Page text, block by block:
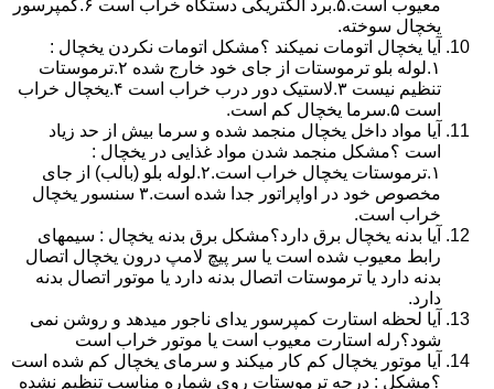
معیوب است.۵.برد الکتریکی دستگاه خراب است ۶.کمپرسور
یخچال سوخته.
آیا یخچال اتومات نمیکند ؟مشکل اتومات نکردن یخچال :
۱.لوله بلو ترموستات از جای خود خارج شده ۲.ترموستات
تنظیم نیست ۳.لاستیک دور درب خراب است ۴.یخچال خراب
است ۵.سرما یخچال کم است.
آیا مواد داخل یخچال منجمد شده و سرما بیش از حد زیاد
است ؟مشکل منجمد شدن مواد غذایی در یخچال :
۱.ترموستات یخچال خراب است.۲.لوله بلو (بالب) از جای
مخصوص خود در اواپراتور جدا شده است.۳ سنسور یخچال
خراب است.
آیا بدنه یخچال برق دارد؟مشکل برق بدنه یخچال : سیمهای
رابط معیوب شده است یا سر پیچ لامپ درون یخچال اتصال
بدنه دارد یا ترموستات اتصال بدنه دارد یا موتور اتصال بدنه
دارد.
آیا لحظه استارت کمپرسور یدای ناجور میدهد و روشن نمی
شود؟رله استارت معیوب است یا موتور خراب است
آیا موتور یخچال کم کار میکند و سرمای یخچال کم شده است
؟مشکل : درجه ترموستات روی شماره مناسب تنظیم نشده